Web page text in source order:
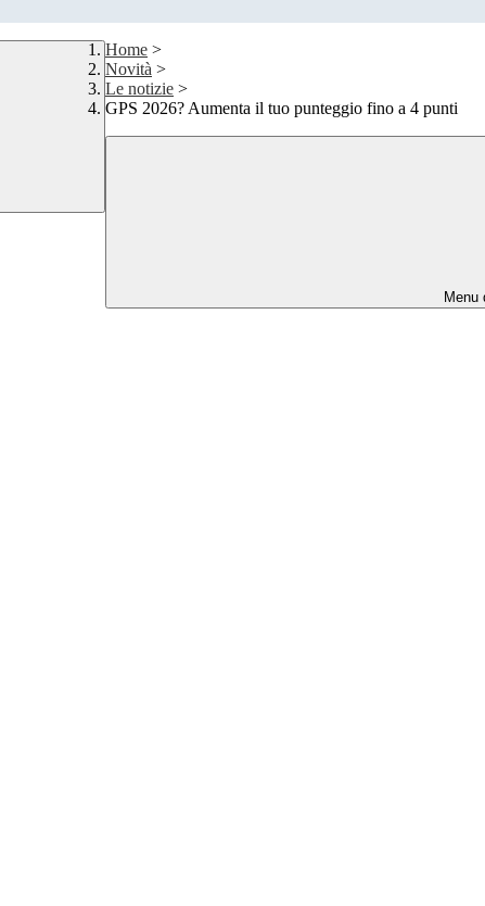
Home >
Novità >
Le notizie >
GPS 2026? Aumenta il tuo punteggio fino a 4 punti
Menu